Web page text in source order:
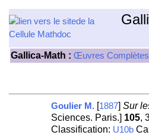
Gallica-Math : Œuvres Complètes
Goulier M. [1887]Sur
Sciences. Paris.] 105,
Classification: U10b